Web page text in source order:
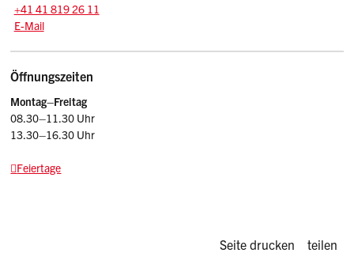
Tel.:
+41 41 819 26 11
E-Mail: kr
E-Mail
Öffnungszeiten
Montag–Freitag
08.30–11.30 Uhr
13.30–16.30 Uhr
Feiertage
Diese Seite
Seite drucken teilen